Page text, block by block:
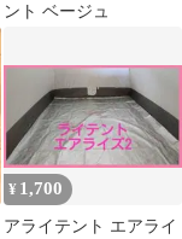
ント ベージュ
¥ 1,700
アライテント エアライ